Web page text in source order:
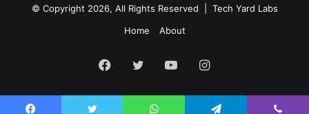
© Copyright 2026, All Rights Reserved | Tech Yard Labs
Home
About
Facebook
Twitter YouTubeInstagram